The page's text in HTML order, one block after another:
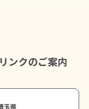
ンクのご案内